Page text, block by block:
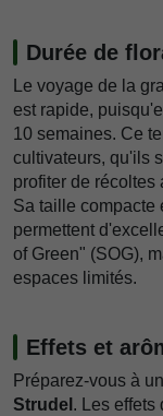
Durée de
Le voyage de la
est rapide,
10 semaines. Ce
cultivateurs, qu'ils
profiter de récoltes
Sa taille compacte
permettent
of Green" (SOG),
espaces limités.
Effets et
Préparez-vous à
Strudel . Les effets